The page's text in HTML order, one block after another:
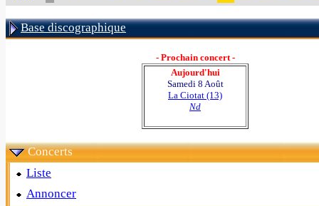
Base discographique
- Prochain concert -
Aujourd'hui
Samedi 8 Août
La Ciotat (13)
Nd
Concerts
Liste
Annoncer